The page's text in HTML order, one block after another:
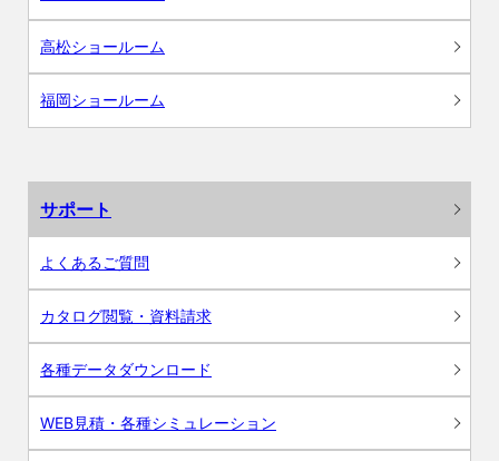
高松ショールーム
福岡ショールーム
サポート
よくあるご質問
カタログ閲覧・資料請求
各種データダウンロード
WEB見積・各種シミュレーション